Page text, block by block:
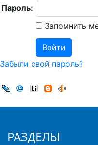
Пароль:
Запомнить
Забыли свой пароль?
РАЗДЕЛЫ